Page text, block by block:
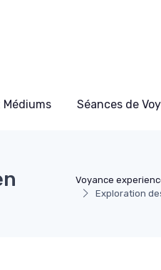
Séances de
Voyance
Exploration